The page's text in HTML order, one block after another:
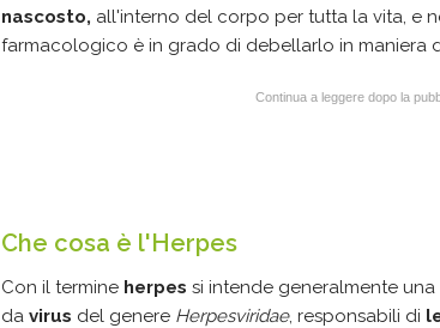
nascosto, all'interno del corpo per tutta la vita, e
farmacologico è in grado di debellarlo in maniera
Continua a leggere dopo la
Che cosa è l'Herpes
Con il termine herpes si intende generalmente
da virus del genere Herpesviridae, responsabili di